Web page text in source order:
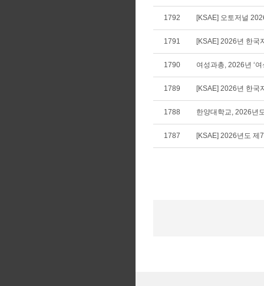
1792 [KSAE] 오토저널
1791 [KSAE] 2026년 한국
1790 여성과총, 2026년 ‘
1789 [KSAE] 2026년 한국
1788 한양대학교, 2026년
1787 [KSAE] 2026년도 제